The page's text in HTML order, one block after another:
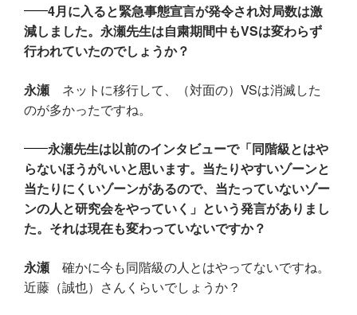
4月に入ると緊急事態宣言が発令され対局数は激
減しました。永瀬先生は自粛期間中もVSは変わらず
行われていたのでしょうか？
永瀬 ネットに移行して、（対面の）VSは消滅した
のが多かったですね。
永瀬先生は以前のインタビューで「同階級とはや
らないほうがいいと思います。当たりやすいゾーンと
当たりにくいゾーンがあるので、当たっていないゾー
ンの人と研究会をやっていく」という発言がありまし
た。それは現在も変わっていないですか？
永瀬 確かに今も同階級の人とはやってないですね。
近藤（誠也）さんくらいでしょうか？